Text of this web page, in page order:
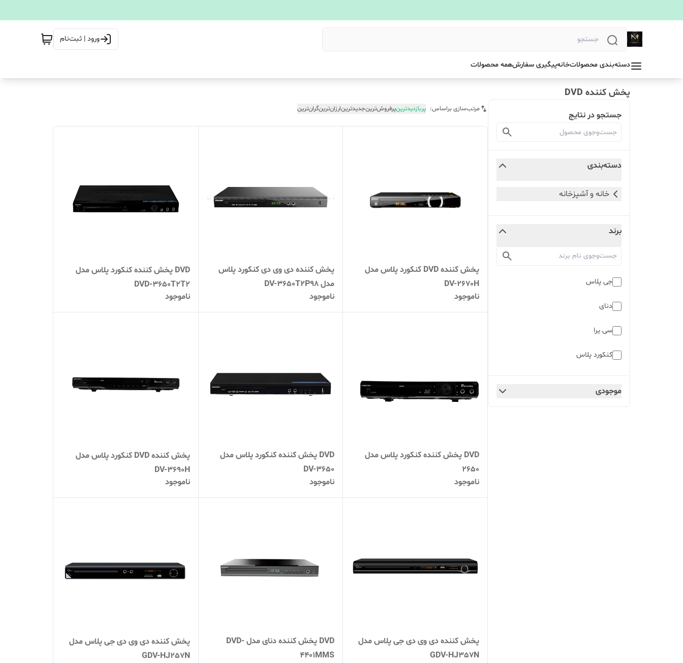
ورود | ثبت‌نام
دسته‌بندی محصولاتخانهپیگیری سفارشهمه محصولات
پخش کننده DVD
جستجو در نتایج
دسته‌بندی
خانه و آشپزخانه
برند
جی پلاس
دنای
سی یرا
کنکورد پلاس
موجودی
مرتب‌سازی براساس: پربازدیدترینپرفروش‌ترینجدیدترینارزان‌ترینگران‌ترین
پخش کننده DVD کنکورد پلاس مدل
DV-2670H
ناموجود
پخش کننده دی وی دی کنکورد پلاس
مدل DV-3650T2P98
ناموجود
DVD پخش کننده کنکورد پلاس مدل
DVD-3650T2T2
ناموجود
DVD پخش کننده کنکورد پلاس مدل
2650
ناموجود
DVD پخش کننده کنکورد پلاس مدل
DV-3650
ناموجود
پخش کننده DVD کنکورد پلاس مدل
DV-3690H
ناموجود
پخش کننده دی وی دی جی پلاس مدل
GDV-HJ357N
DVD پخش کننده دنای مدل DVD-
4401MMS
پخش کننده دی وی دی جی پلاس مدل
GDV-HJ257N